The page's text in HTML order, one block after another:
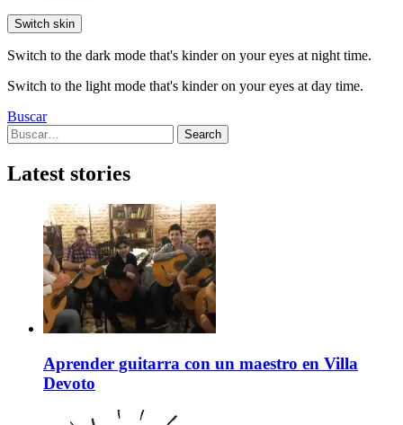
Switch skin
Switch to the dark mode that's kinder on your eyes at night time.
Switch to the light mode that's kinder on your eyes at day time.
Buscar
Search
for:
Search
Latest stories
Aprender guitarra con un maestro en Villa
Devoto